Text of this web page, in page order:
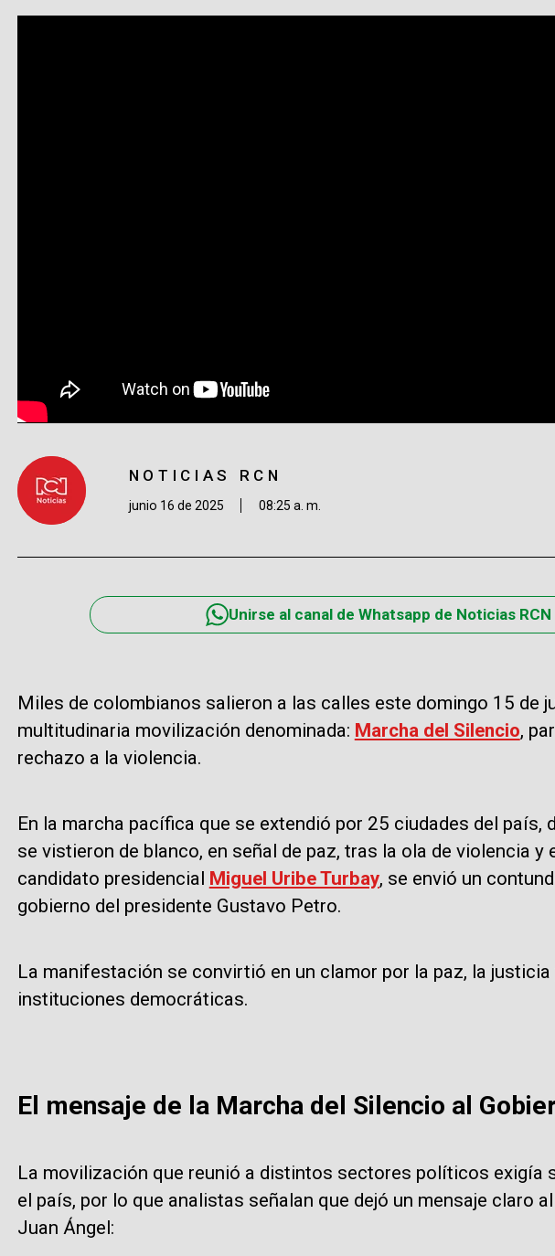
NOTICIAS RCN
junio 16 de 2025 08:25 a. m.
Unirse al canal de Whatsapp de Noticias RCN
Miles de colombianos salieron a las calles este domingo 15 de
multitudinaria movilización denominada: Marcha del Silencio,
rechazo a la violencia.
En la marcha pacífica que se extendió por 25 ciudades del país,
se vistieron de blanco, en señal de paz, tras la ola de violencia y
candidato presidencial Miguel Uribe Turbay, se envió un
gobierno del presidente Gustavo Petro.
La manifestación se convirtió en un clamor por la paz, la
instituciones democráticas.
El mensaje de la Marcha del Silencio al
La movilización que reunió a distintos sectores políticos exigía
el país, por lo que analistas señalan que dejó un mensaje claro
Juan Ángel: